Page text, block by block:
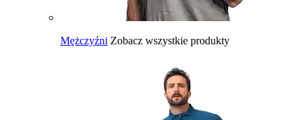
Mężczyźni Zobacz wszystkie produkty